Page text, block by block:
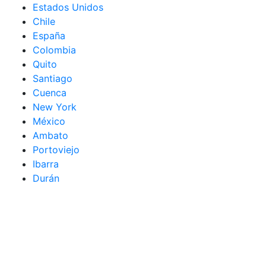
Estados Unidos
Chile
España
Colombia
Quito
Santiago
Cuenca
New York
México
Ambato
Portoviejo
Ibarra
Durán